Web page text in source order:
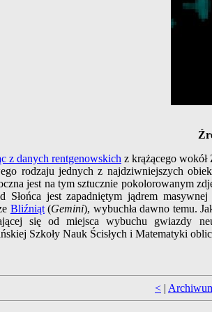
z danych rentgenowskich z krążącego
rodzaju jednych z najdziwniejszych
jest na tym sztucznie pokolorowanym
Słońca jest zapadniętym jądrem
Bliźniąt(Gemini), wybuchła dawno temu.
się od miejsca wybuchu gwiazdy
Szkoły Nauk Ścisłych i Matematyki
< |